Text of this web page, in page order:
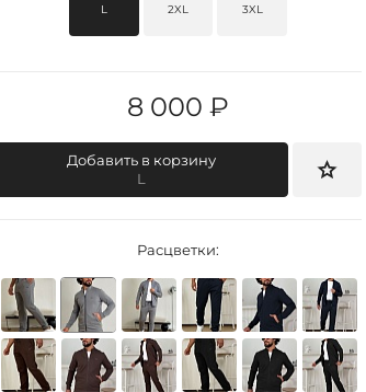
L 2XL 3XL
8 000 ₽
Добавить в корзину
L
Расцветки: